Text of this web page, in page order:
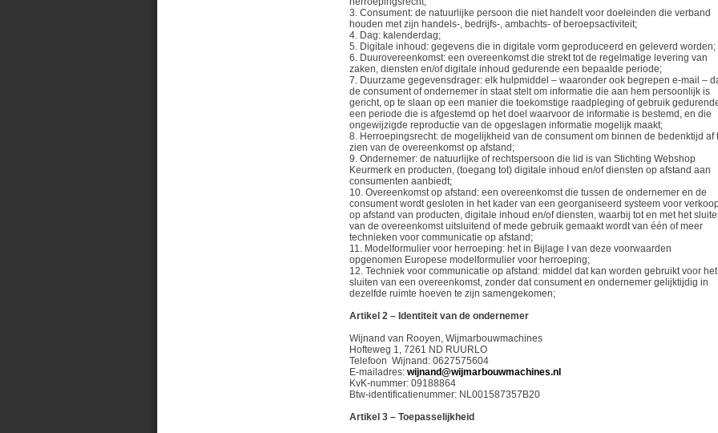
3. Consument: de natuurlijke persoon die niet handelt voor doeleinden die verband
houden met zijn handels-, bedrijfs-, ambachts- of beroepsactiviteit;
4. Dag: kalenderdag;
5. Digitale inhoud: gegevens die in digitale vorm geproduceerd en geleverd worden;
6. Duurovereenkomst: een overeenkomst die strekt tot de regelmatige levering van
zaken, diensten en/of digitale inhoud gedurende een bepaalde periode;
7. Duurzame gegevensdrager: elk hulpmiddel – waaronder ook begrepen e-mail –
de consument of ondernemer in staat stelt om informatie die aan hem persoonlijk is
gericht, op te slaan op een manier die toekomstige raadpleging of gebruik
een periode die is afgestemd op het doel waarvoor de informatie is bestemd, en die
ongewijzigde reproductie van de opgeslagen informatie mogelijk maakt;
8. Herroepingsrecht: de mogelijkheid van de consument om binnen de bedenktijd af
zien van de overeenkomst op afstand;
9. Ondernemer: de natuurlijke of rechtspersoon die lid is van Stichting Webshop
Keurmerk en producten, (toegang tot) digitale inhoud en/of diensten op afstand aan
consumenten aanbiedt;
10. Overeenkomst op afstand: een overeenkomst die tussen de ondernemer en de
consument wordt gesloten in het kader van een georganiseerd systeem voor
op afstand van producten, digitale inhoud en/of diensten, waarbij tot en met het
van de overeenkomst uitsluitend of mede gebruik gemaakt wordt van één of meer
technieken voor communicatie op afstand;
11. Modelformulier voor herroeping: het in Bijlage I van deze voorwaarden
opgenomen Europese modelformulier voor herroeping;
12. Techniek voor communicatie op afstand: middel dat kan worden gebruikt voor het
sluiten van een overeenkomst, zonder dat consument en ondernemer gelijktijdig in
dezelfde ruimte hoeven te zijn samengekomen;
Artikel 2 – Identiteit van de ondernemer
Wijnand van Rooyen, Wijmarbouwmachines
Hofteweg 1, 7261 ND RUURLO
Telefoon Wijnand: 0627575604
E-mailadres: wijnand@wijmarbouwmachines.nl
KvK-nummer: 09188864
Btw-identificatienummer: NL001587357B20
Artikel 3 – Toepasselijkheid